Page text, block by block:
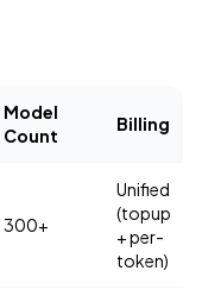
Model
Count
Billing
300+
Unified
(topup
+ per-
token)